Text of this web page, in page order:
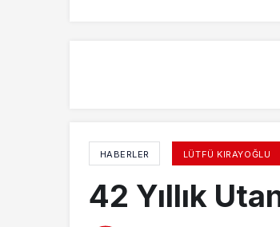
HABERLER LÜTFÜ KIRAYOĞLU
42 Yıllık